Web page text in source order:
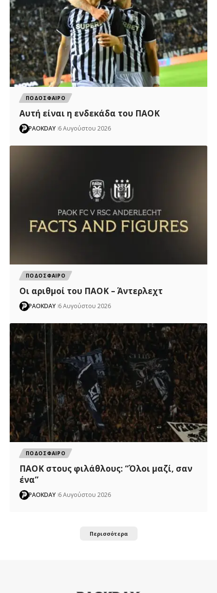
ΠΟΔΟΣΦΑΙΡΟ
Αυτή είναι η ενδεκάδα του ΠΑΟΚ
PAOKDAY 6 Αυγούστου 2026
ΠΟΔΟΣΦΑΙΡΟ
Oι αριθμοί του ΠΑΟΚ – Άντερλεχτ
PAOKDAY 6 Αυγούστου 2026
ΠΟΔΟΣΦΑΙΡΟ
ΠΑΟΚ στους φιλάθλους: “Όλοι μαζί, σαν
ένα”
PAOKDAY 6 Αυγούστου 2026
Περισσότερα